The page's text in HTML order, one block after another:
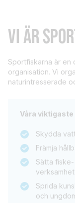
VI ÄR
Sportfiskarna är en
organisation. Vi
naturintresserade
Våra
Skydda
Främja
Sätta
verksamhet.
Sprida
och